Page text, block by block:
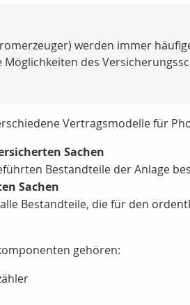
werden immer
des
Vertragsmodelle für
Sachen
Bestandteile der Anlage
Sachen
Bestandteile, die für den
gehören: